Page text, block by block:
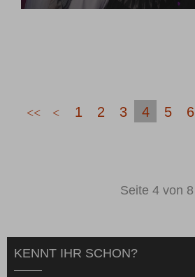
1 2 3 4 5 6
Seite 4 von 8
KENNT IHR SCHON?